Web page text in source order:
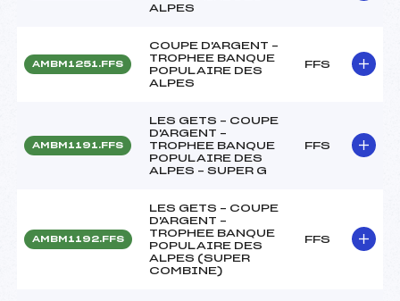
ALPES
AMBM1251.FFS
COUPE D'ARGENT –
TROPHEE BANQUE
POPULAIRE DES
ALPES
FFS
AMBM1191.FFS
LES GETS – COUPE
D'ARGENT –
TROPHEE BANQUE
POPULAIRE DES
ALPES – SUPER G
FFS
AMBM1192.FFS
LES GETS – COUPE
D'ARGENT –
TROPHEE BANQUE
POPULAIRE DES
ALPES (SUPER
COMBINE)
FFS